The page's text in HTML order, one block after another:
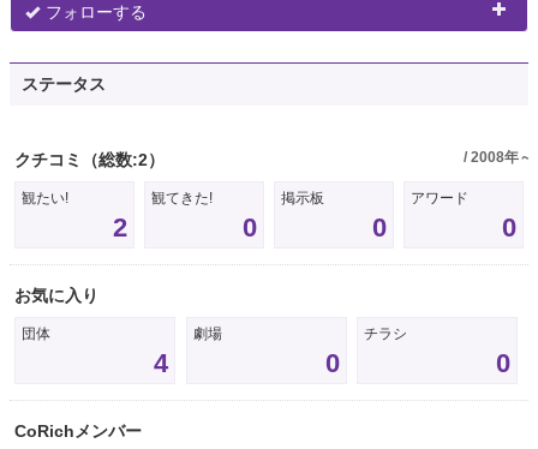
フォローする
ステータス
クチコミ （総数:2） / 2008年～
観たい!
2
観てきた!
0
掲示板
0
アワード
0
お気に入り
団体
4
劇場
0
チラシ
0
CoRichメンバー